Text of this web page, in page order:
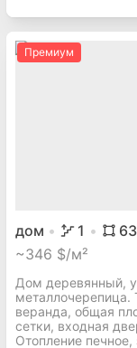
Премиум
дом 1
~346 $/м²
Дом деревянный,
веранда, общая
сетки, входная
Отопление